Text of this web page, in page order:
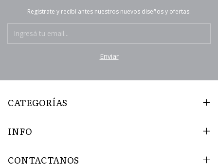
Registrate y recibí antes nuestros nuevos diseños y ofertas.
CATEGORÍAS
INFO
CONTACTANOS